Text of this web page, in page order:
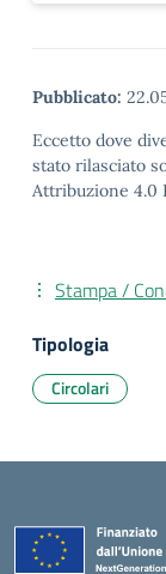
Pubblicato:
Eccetto dove
stato rilasciato
Attribuzione 4.0
Stampa /
Tipologia
Circolari